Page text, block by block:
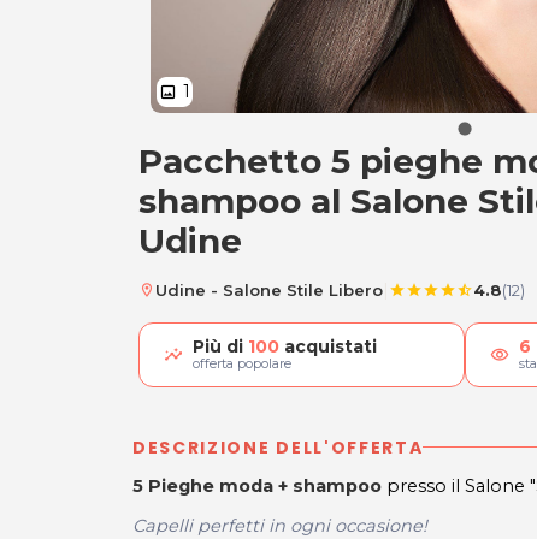
image 1
Pacchetto 5
Pacchetto 5 pieghe
shampoo al Salone
Udine
location_on Udine - Salone Stile Libero starstarstarstarstar_half4.8(12)
Più di 100 acquistati
offerta popolare visibility 6
DESCRIZIONE DELL'OFFERTA
5 Pieghe moda + shampoo presso il Salone
Capelli perfetti in ogni occasione!